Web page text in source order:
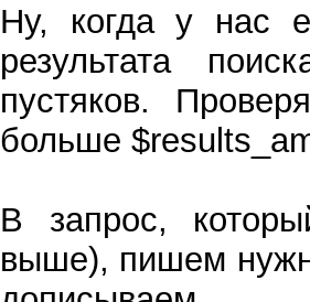
Ну, когда у нас
результата
пустяков.
больше $
В запрос,
выше), пишем